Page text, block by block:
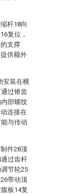
杆18向
复位，
支撑
供额外
安装在横
过锥齿
部螺纹
连接在
与传动
件28顶
过齿杆
节轮25
带动顶
板14复